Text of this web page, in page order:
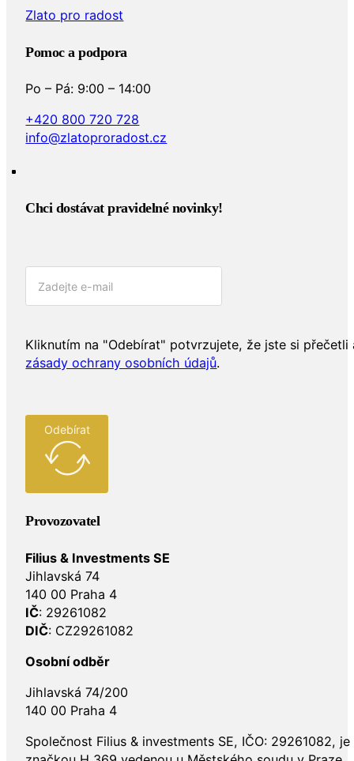
Zlato pro radost
Pomoc a podpora
Po – Pá: 9:00 – 14:00
+420 800 720 728
info@zlatoproradost.cz
Chci dostávat pravidelné novinky!​
Kliknutím na "Odebírat" potvrzujete, že jste si přečetli
zásady ochrany osobních údajů.
Odebírat
Provozovatel
Filius & Investments SE
Jihlavská 74
140 00 Praha 4
IČ: 29261082
DIČ: CZ29261082
Osobní odběr
Jihlavská 74/200
140 00 Praha 4
Společnost Filius & investments SE, IČO: 29261082,